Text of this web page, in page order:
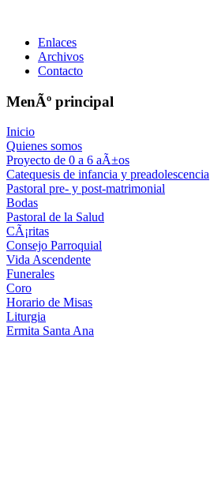
Enlaces
Archivos
Contacto
MenÃº principal
Inicio
Quienes somos
Proyecto de 0 a 6 aÃ±os
Catequesis de infancia y preadolescencia
Pastoral pre- y post-matrimonial
Bodas
Pastoral de la Salud
CÃ¡ritas
Consejo Parroquial
Vida Ascendente
Funerales
Coro
Horario de Misas
Liturgia
Ermita Santa Ana